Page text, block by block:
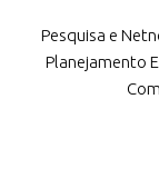
Pesquisa e
Planejamento